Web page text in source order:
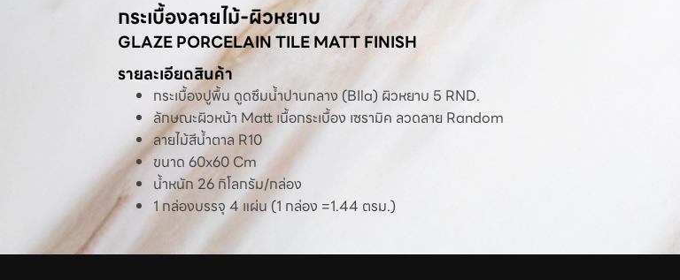
กระเบื้องลายไม้-ผิวหยาบ
GLAZE PORCELAIN TILE MATT FINISH
รายละเอียดสินค้า
กระเบื้องปูพื้น ดูดซึมน้ำปานกลาง (BIla) ผิวหยาบ 5 RND.
ลักษณะผิวหน้า Matt เนื้อกระเบื้อง เซรามิค ลวดลาย Random
ลายไม้สีน้ำตาล R10
ขนาด 60x60 Cm
น้ำหนัก 26 กิโลกรัม/กล่อง
1 กล่องบรรจุ 4 แผ่น (1 กล่อง =1.44 ตรม.)